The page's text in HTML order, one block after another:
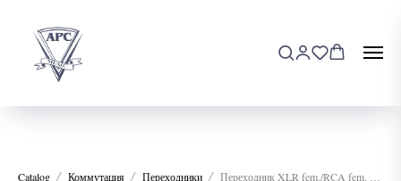
Catalog Коммутация Переходники